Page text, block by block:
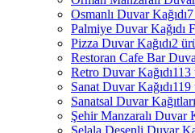
Osmanlı Duvar Kağıdı
Palmiye Duvar Kağıdı
Pizza Duvar Kağıdı2
Restoran Cafe Bar
Retro Duvar Kağıdı113
Sanat Duvar Kağıdı119
Sanatsal Duvar Kağıtları
Şehir Manzaralı Duvar